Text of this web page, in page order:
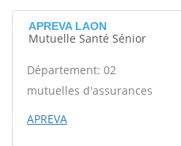
APREVA LAON
Mutuelle Santé Sénior
Département: 02
mutuelles d'assurances
APREVA